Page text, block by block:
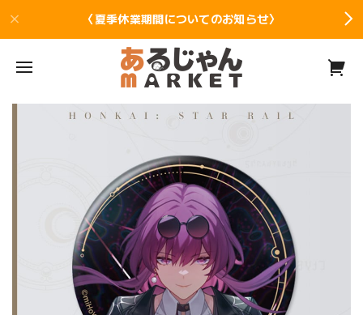
〈夏季休業期間についてのお知らせ〉